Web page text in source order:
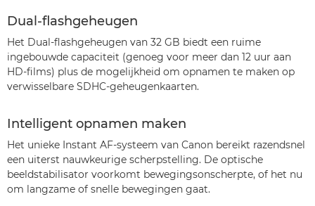
Dual-flashgeheugen
Het Dual-flashgeheugen van 32 GB biedt een ruime
ingebouwde capaciteit (genoeg voor meer dan 12 uur aan
HD-films) plus de mogelijkheid om opnamen te maken op
verwisselbare SDHC-geheugenkaarten.
Intelligent opnamen maken
Het unieke Instant AF-systeem van Canon bereikt razendsnel
een uiterst nauwkeurige scherpstelling. De optische
beeldstabilisator voorkomt bewegingsonscherpte, of het nu
om langzame of snelle bewegingen gaat.